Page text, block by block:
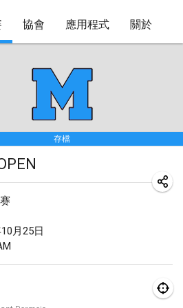
協會 應用程式 關於
存檔
月25日
des rois de Mölkky
年1月21日| 法國
du Garo
年1月21日
d'Hiver
年1月27日